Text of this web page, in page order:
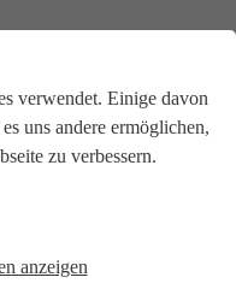
verwendet. Einige davon
uns andere ermöglichen,
zu verbessern.
anzeigen
in enger
Wirtschaft.